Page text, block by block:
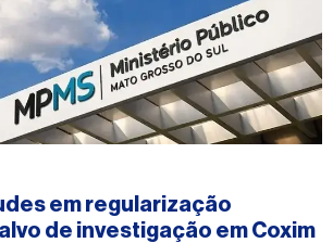
em regularização
de investigação em Coxim